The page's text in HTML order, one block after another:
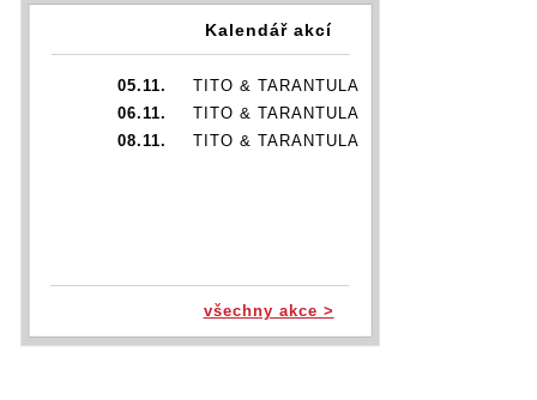
Kalendář akcí
05.11.
TITO & TARANTULA
06.11.
TITO & TARANTULA
08.11.
TITO & TARANTULA
všechny akce >